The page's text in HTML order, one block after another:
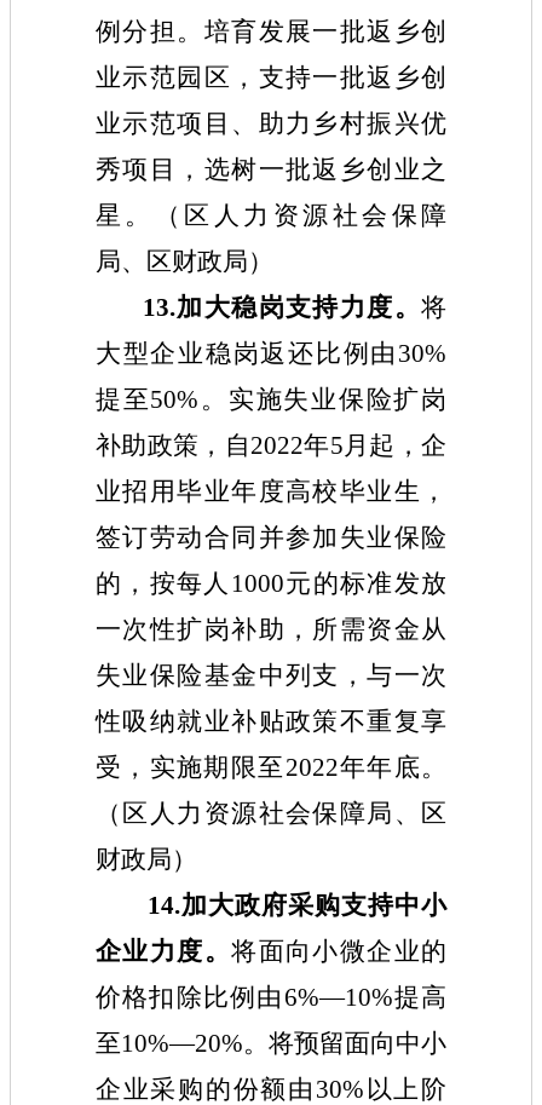
例分担。 培育发展一批返乡创
业示范园区，支持一批返乡创
业示范项目、助力乡村振兴优
秀项目，选树一批返乡创业之
星。（ 区 人力资源社会保障
局、 区财政局）
13.加大稳岗支持力度。将
大型企业稳岗返还比例由30%
提至50%。实施失业保险扩岗
补助政策，自2022年5月起，企
业招用毕业年度高校毕业生，
签订劳动合同并参加失业保险
的，按每人1000元的标准发放
一次性扩岗补助，所需资金从
失业保险基金中列支，与一次
性吸纳就业补贴政策不重复享
受，实施期限至2022年年底。
（ 区 人力资源社会保障局 、 区
财政局）
14.加大政府采购支持中小
企业力度。将面向小微企业的
价格扣除比例由6%—10%提高
至10%—20%。将预留面向中小
企业采购的份额由30%以上阶